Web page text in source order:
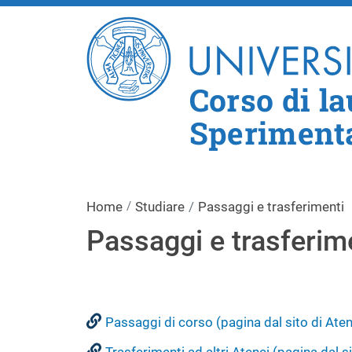
Corso di
Home Studiare Passaggi e trasferimenti
Passaggi e
Passaggi di corso (pagina dal sito di